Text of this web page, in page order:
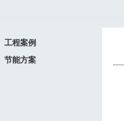
工程案例
节能方案